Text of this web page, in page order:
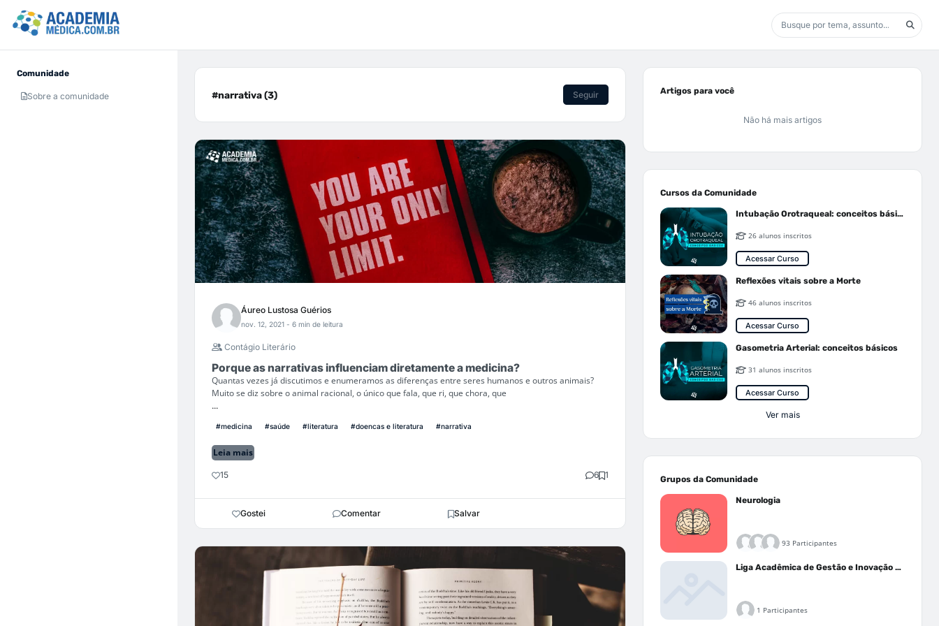
Comunidade
Sobre a comunidade #narrativa (3) Seguir
Áureo Lustosa Guérios
nov. 12, 2021 - 6 min de leitura
Contágio Literário
Porque as narrativas influenciam diretamente a medicina?
Quantas vezes já discutimos e enumeramos as diferenças entre seres humanos e outros animais?
Muito se diz sobre o animal racional, o único que fala, que ri, que chora, que
...
#medicina #saúde #literatura #doencas e literatura #narrativa
Leia mais
15 6 1
Gostei Comentar Salvar
Artigos para você
Não há mais artigos
Cursos da Comunidade
Intubação Orotraqueal: conceitos básicos
26 alunos inscritos
Acessar Curso
Reflexões vitais sobre a Morte
46 alunos inscritos
Acessar Curso
Gasometria Arterial: conceitos básicos
31 alunos inscritos
Acessar Curso
Ver mais
Grupos da Comunidade
Neurologia
93 Participantes
Liga Acadêmica de Gestão e Inovação Médica - LAGIM
1 Participantes